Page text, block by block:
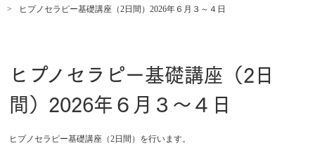
ヒプノセラピー基礎講座（2日間）2026年６月３～４日
ヒプノセラピー基礎講座（2日
間）2026年６月３～４日
ヒプノセラピー基礎講座（2日間）を行います。